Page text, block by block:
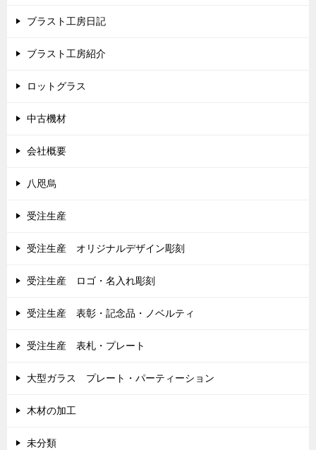
ブラスト工房日記
ブラスト工房紹介
ロットグラス
中古機材
会社概要
八咫烏
受注生産
受注生産 オリジナルデザイン彫刻
受注生産 ロゴ・名入れ彫刻
受注生産 表彰・記念品・ノベルティ
受注生産 表札・プレート
大型ガラス プレート・パーティーション
木材の加工
未分類